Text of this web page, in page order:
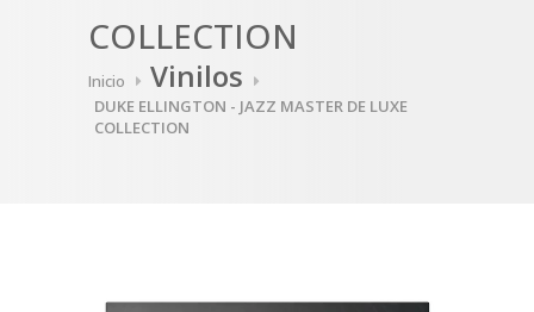
COLLECTION
Inicio Vinilos
DUKE ELLINGTON - JAZZ MASTER DE LUXE
COLLECTION